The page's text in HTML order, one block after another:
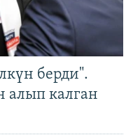
берди".
алып калган